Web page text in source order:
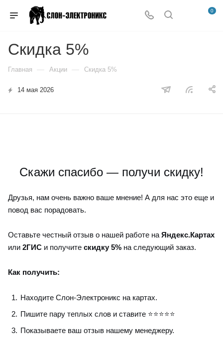
0
Скидка 5%
Главная — Акции — Скидка 5%
14 мая 2026
Скажи спасибо — получи скидку!
Друзья, нам очень важно ваше мнение! А для нас это еще и
повод вас порадовать.
Оставьте честный отзыв о нашей работе на Яндекс.Картах
или 2ГИС и получите скидку 5% на следующий заказ.
Как получить:
Находите Слон-Электроникс на картах.
Пишите пару теплых слов и ставите ⭐⭐⭐⭐⭐
Показываете ваш отзыв нашему менеджеру.